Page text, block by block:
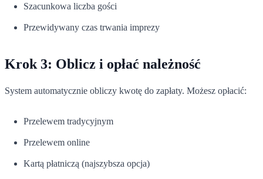
Szacunkowa liczba gości
Przewidywany czas trwania imprezy
Krok 3: Oblicz i opłać należność
System automatycznie obliczy kwotę do zapłaty. Możesz opłacić:
Przelewem tradycyjnym
Przelewem online
Kartą płatniczą (najszybsza opcja)